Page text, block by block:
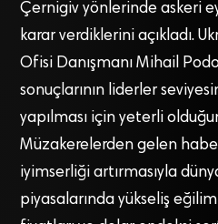
Çernigiv yönlerinde askeri
karar verdiklerini açıkladı.
Ofisi Danışmanı Mihail
sonuçlarının liderler
yapılması için yeterli
Müzakerelerden gelen
iyimserliği artırmasıyla
piyasalarında yükseliş